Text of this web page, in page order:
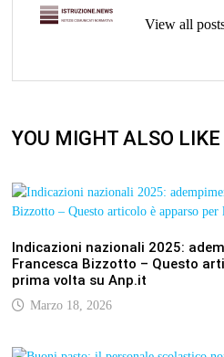
View all
YOU MIGHT ALSO LIKE
Indicazioni nazionali 2025:
Francesca Bizzotto – Questo
prima volta su Anp.it
Marzo 18, 2026